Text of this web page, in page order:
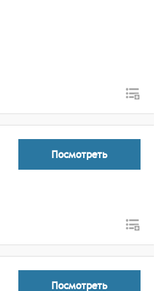
Посмотреть
Посмотреть